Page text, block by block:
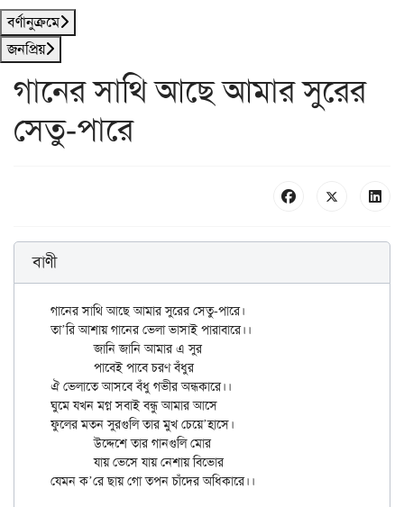
বর্ণানুক্রমে
জনপ্রিয়
গানের সাথি আছে আমার সুরের
সেতু-পারে
বাণী
গানের সাথি আছে আমার সুরের সেতু-পারে।
তা’রি আশায় গানের ভেলা ভাসাই পারাবারে।।
	জানি জানি আমার এ সুর
ঐ ভেলাতে আসবে বঁধু গভীর অন্ধকারে।।
ঘুমে যখন মগ্ন সবাই বন্ধু আমার আসে
ফুলের মতন সুরগুলি তার মুখ চেয়ে’হাসে।
	উদ্দেশে তার গানগুলি মোর
	যায় ভেসে যায় নেশায় বিভোর